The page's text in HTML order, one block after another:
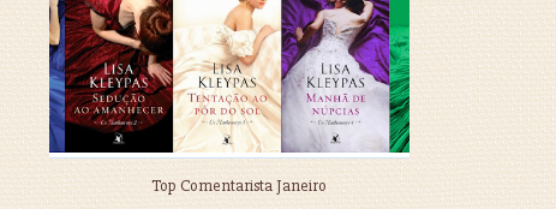
Top Comentarista Janeiro